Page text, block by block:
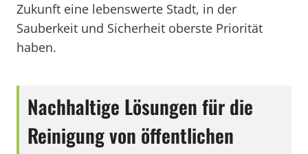
Zukunft eine lebenswerte Stadt, in der
Sauberkeit und Sicherheit oberste Priorität
haben.
Nachhaltige Lösungen für die
Reinigung von öffentlichen